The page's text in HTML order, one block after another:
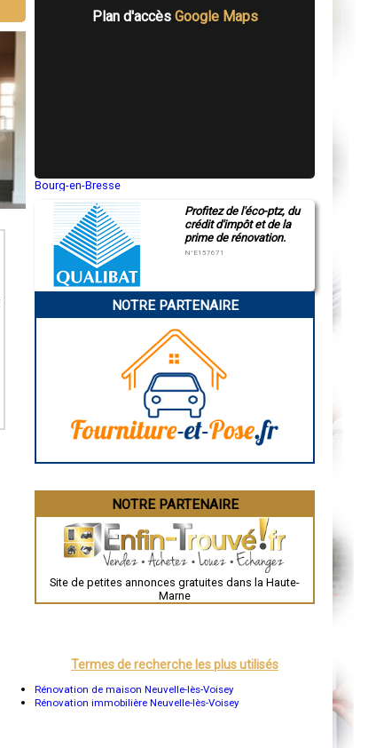
Plan d'accès Google Maps
Bourg-en-Bresse
Montluçon
Manosque
Gap
Charleville-Mézières
Pamiers
Narbonne
Brive-la-Gaillarde
Guéret
Besançon
Évreux
Chartres
Nîmes
Auch
Grenoble
Mont-de-Marsan
Blois
Profitez de l'éco-ptz, du
crédit d'impôt et de la
prime de rénovation.
N°E157671
NOTRE PARTENAIRE
NOTRE PARTENAIRE
Site de petites annonces gratuites dans la Haute-
Marne
Termes de recherche les plus utilisés
Rénovation de maison Neuvelle-lès-Voisey
Rénovation immobilière Neuvelle-lès-Voisey